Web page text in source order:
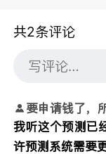
共2条评论
要申请钱了，
我听这个预测已
许预测系统需要